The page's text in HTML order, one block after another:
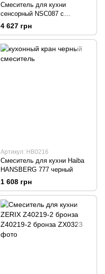
Смеситель для кухни
сенсорный NSC087 с
датчиком темпаратуры и
вытяжной лейкой, графит
4 627 грн
Артикул: HB0216
Смеситель для кухни Haiba
HANSBERG 777 черный
1 608 грн